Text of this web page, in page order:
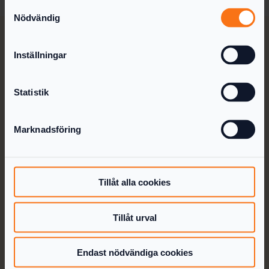
Nödvändig
Inställningar
Statistik
Marknadsföring
Tillåt alla cookies
Tillåt urval
Endast nödvändiga cookies
För redovisningsbyråer
Kontakt